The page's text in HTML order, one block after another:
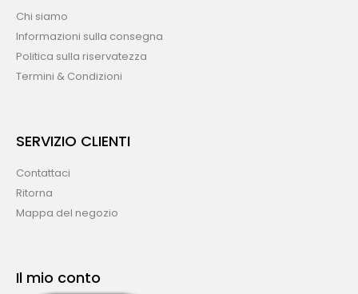
Chi siamo
Informazioni sulla consegna
Politica sulla riservatezza
Termini & Condizioni
SERVIZIO CLIENTI
Contattaci
Ritorna
Mappa del negozio
Il mio conto